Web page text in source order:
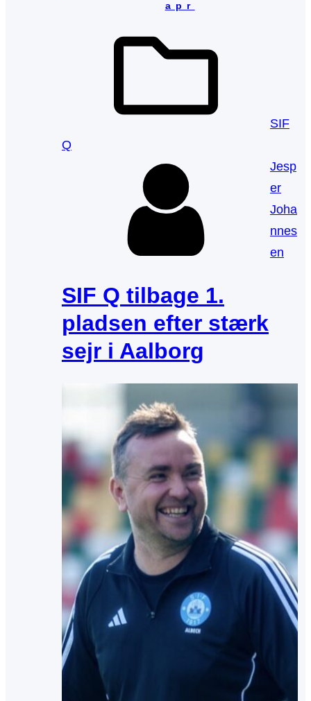
apr
SIF
Q
Jesp
er
Joha
nnes
en
SIF Q tilbage 1.
pladsen efter stærk
sejr i Aalborg